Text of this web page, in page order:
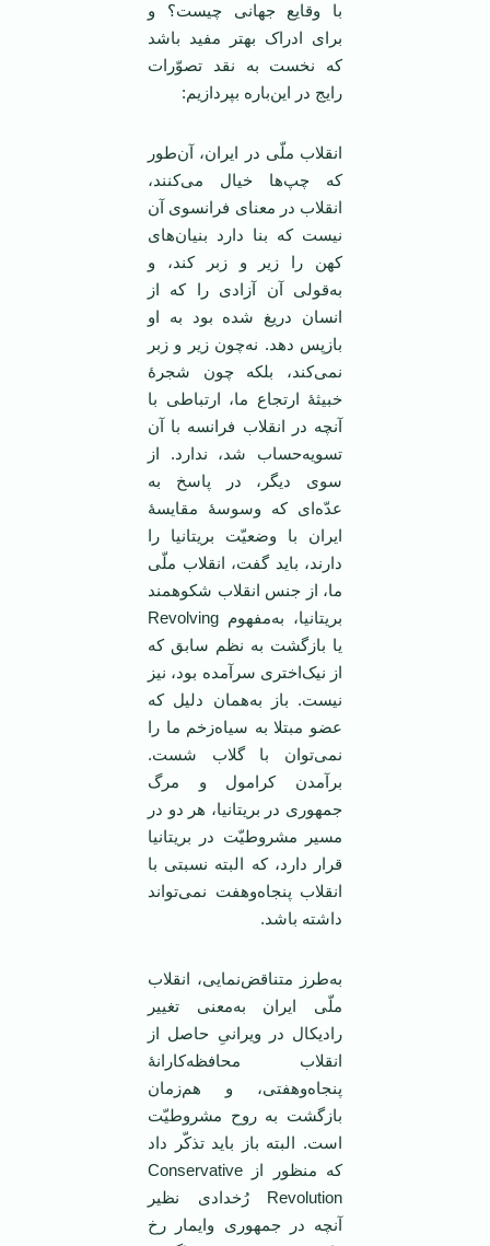
با وقایع جهانی چیست؟ و
برای ادراک بهتر مفید باشد
که نخست به نقد تصوّرات
رایج در این‌باره بپردازیم:
انقلاب ملّی در ایران، آن‌طور
که چپ‌ها خیال می‌کنند،
انقلاب در معنای فرانسوی آن
نیست که بنا دارد بنیان‌های
کهن را زیر و زبر کند، و
به‌قولی آن آزادی را که از
انسان دریغ شده بود به او
بازپس‌ دهد. نه‌چون زیر و زبر
نمی‌کند، بلکه چون شجرهٔ
خبیثهٔ ارتجاع ما، ارتباطی با
آنچه در انقلاب فرانسه با آن
تسویه‌حساب شد، ندارد. از
سوی دیگر، در پاسخ به
عدّه‌ای که وسوسهٔ مقایسهٔ
ایران با وضعیّت بریتانیا را
دارند، باید گفت، انقلاب ملّی
ما، از جنس انقلاب شکوهمند
بریتانیا، به‌مفهوم Revolving
یا بازگشت به نظم سابق که
از نیک‌اختری سرآمده بود، نیز
نیست. باز به‌همان دلیل که
عضو مبتلا به سیاه‌زخم ما را
نمی‌توان با گلاب شست.
برآمدن کرامول و مرگ
جمهوری در بریتانیا، هر دو در
مسیر مشروطیّت در بریتانیا
قرار دارد، که البته نسبتی با
انقلاب پنجاه‌وهفت نمی‌تواند
داشته باشد.
به‌طرز متناقض‌نمایی، انقلاب
ملّی ایران به‌معنی تغییر
رادیکال در ویرانیِ حاصل از
انقلاب محافظه‌کارانهٔ
پنجاه‌وهفتی، و هم‌زمان
بازگشت به روح مشروطیّت
است. البته باز باید تذکّر داد
که منظور از Conservative
Revolution رُخدادی نظیر
آنچه در جمهوری وایمار رخ